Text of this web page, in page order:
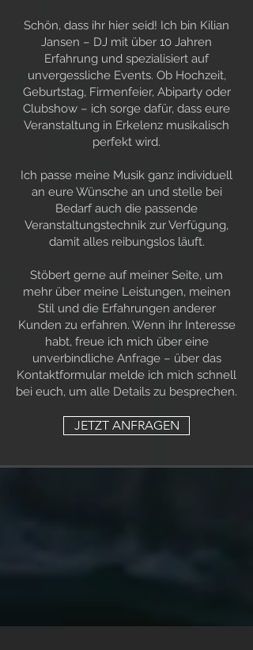
Schön, dass ihr hier seid! Ich bin Kilian
Jansen – DJ mit über 10 Jahren
Erfahrung und spezialisiert auf
unvergessliche Events. Ob Hochzeit,
Geburtstag, Firmenfeier, Abiparty oder
Clubshow – ich sorge dafür, dass eure
Veranstaltung in Erkelenz musikalisch
perfekt wird.
Ich passe meine Musik ganz individuell
an eure Wünsche an und stelle bei
Bedarf auch die passende
Veranstaltungstechnik zur Verfügung,
damit alles reibungslos läuft.
Stöbert gerne auf meiner Seite, um
mehr über meine Leistungen, meinen
Stil und die Erfahrungen anderer
Kunden zu erfahren. Wenn ihr Interesse
habt, freue ich mich über eine
unverbindliche Anfrage – über das
Kontaktformular melde ich mich schnell
bei euch, um alle Details zu besprechen.
JETZT ANFRAGEN